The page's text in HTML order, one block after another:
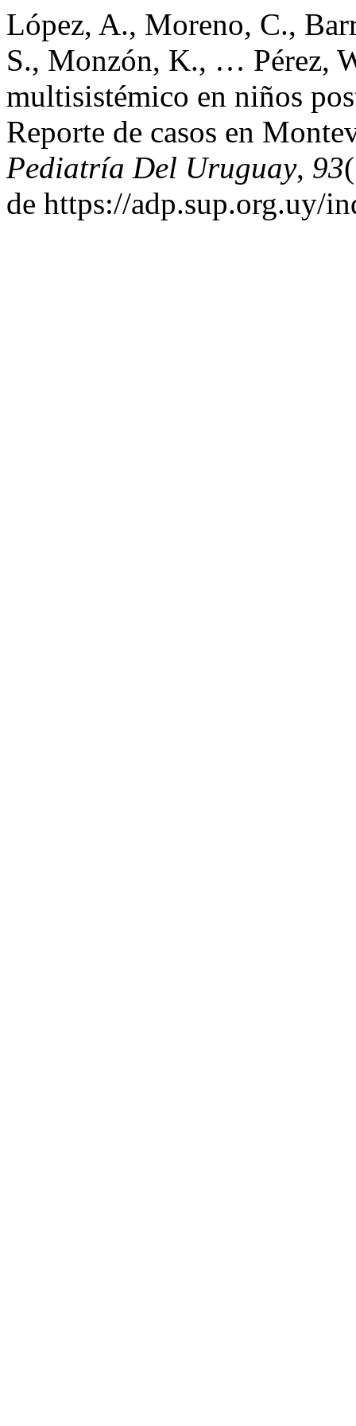
López, A., Moreno, C.,
S., Monzón, K., … Pérez,
multisistémico en niños
Reporte de casos en
Pediatría Del Uruguay, 93
de https://adp.sup.org.uy/